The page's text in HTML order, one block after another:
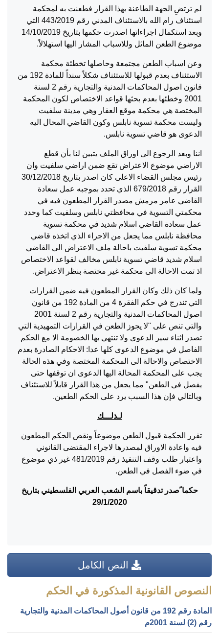
لم ترتضِ الجهة الطاعنة بهذا القرار فطعنت به لمحكمة
استئناف رام الله بالاستئناف المدني رقم 443/2019 التي
وبعد استكمال اجراءاتها اصدرت حكمها بتاريخ 14/10/2019
موضوع الطعن الماثل وللاسباب المشار اليها استهلالاً.
وعن اسباب الطعن مجتمعة وحاصلها تخطئة محكمة
الاستئناف بعدم قبولها للاستئناف شكلاً سنداً للمادة 192 من
قانون اصول المحاكمات المدنية والتجارية رقم 2 لسنة
2001 وخطئها بعدم بحثها قواعد الاختصاص لكون المحكمة
المختصة هي محكمة موقع العقار وهي مدينة سلفيت
وليست محكمة تسوية نابلس وكون القاضي المحال اليه
الدعوى هو قاضي تسوية نابلس.
اننا وبعد الرجوع الى اوراق الملف يتبين لنا بأن قطع
الاراضي موضوع الاعتراض تقع ضمن اراضي سلفيت وان
رئيس مجلس القضاء الاعلى كان اصدر بتاريخ 30/12/2018
القرار رقم 679/2018 الذي تحدد بموجبه عمل سعادة
القاضي عامر مرمش مصدر القرار المطعون فيه في
محكمتي التسوية في محافظتي نابلس وسلفيت كما وحدد
عمل سعادة القاضي اسلام شديد في محكمة تسوية
محافظة نابلس مما يجعل من الاجراء الذي اتخذه قاضي
محكمة تسوية سلفيت باحالة ملف الاعتراض الى القاضي
اسلام شديد قاضي تسوية نابلس مخالف لقواعد الاختصاص
اذ تمت الاحالة الى محكمة غير مختصة بنظر الاعتراض.
ولما كان ذلك وكان القرار المطعون فيه ضمن القرارات
التي تندرج في حكم الفقرة 4 من المادة 192 من قانون
اصول المحاكمات المدنية والتجارية رقم 2 لسنة 2001
والتي تنص على "لا يجوز الطعن في القرارات التمهيدية التي
تصدر اثناء سير الدعوى ولا تنتهي بها الخصومة الا مع الحكم
الفاصل في موضوع الدعوى كلها عدا: الاحكام الصادرة بعدم
الاختصاص والاحالة الى المحكمة المختصة وفي هذه الحالة
يجب على المحكمة المحالة اليها الدعوى ان توقفها حتى
يفصل في الطعن" مما يجعل من هذا القرار قابلاً للاستئناف
وبالتالي فإن هذا السبب يرد على الحكم الطعين.
لـذلـــك
تقرر الحكمة قبول الطعن موضوعاً ونقض الحكم المطعون
فيه واعادة الاوراق لمصدرها لاجراء المقتضى القانوني
واعتبار طلب وقف التنفيذ رقم 481/2019 غير ذي موضوع
في ضوء الفصل في الطعن.
حكما ًصدر تدقيقاً باسم الشعب العربي الفلسطيني بتاريخ
29/1/2020
النص الكامل
النصوص القانونية المذكورة في الحكم
المادة رقم 192 من قانون أصول المحاكمات المدنية والتجارية
رقم (2) لسنة 2001م